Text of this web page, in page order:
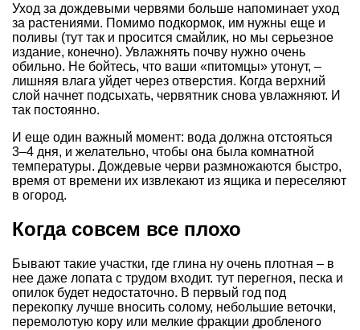
Уход за дождевыми червями больше напоминает уход
за растениями. Помимо подкормок, им нужны еще и
поливы (тут так и просится смайлик, но мы серьезное
издание, конечно). Увлажнять почву нужно очень
обильно. Не бойтесь, что ваши «питомцы» утонут, –
лишняя влага уйдет через отверстия. Когда верхний
слой начнет подсыхать, червятник снова увлажняют. И
так постоянно.
И еще один важный момент: вода должна отстояться
3–4 дня, и желательно, чтобы она была комнатной
температуры. Дождевые черви размножаются быстро,
время от времени их извлекают из ящика и переселяют
в огород.
Когда совсем все плохо
Бывают такие участки, где глина ну очень плотная – в
нее даже лопата с трудом входит. тут перегноя, песка и
опилок будет недостаточно. В первый год под
перекопку лучше вносить солому, небольшие веточки,
перемолотую кору или мелкие фракции дробленого